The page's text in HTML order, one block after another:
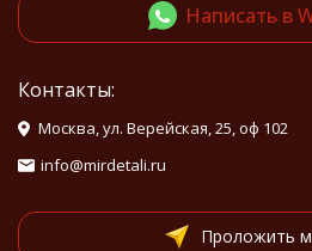
Написать в
Контакты:
Москва, ул. Верейская, 25, оф 102
info@mirdetali.ru
Проложить